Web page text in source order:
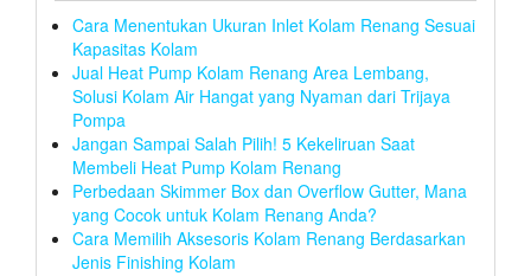
Cara Menentukan Ukuran Inlet Kolam Renang Sesuai
Kapasitas Kolam
Jual Heat Pump Kolam Renang Area Lembang,
Solusi Kolam Air Hangat yang Nyaman dari Trijaya
Pompa
Jangan Sampai Salah Pilih! 5 Kekeliruan Saat
Membeli Heat Pump Kolam Renang
Perbedaan Skimmer Box dan Overflow Gutter, Mana
yang Cocok untuk Kolam Renang Anda?
Cara Memilih Aksesoris Kolam Renang Berdasarkan
Jenis Finishing Kolam